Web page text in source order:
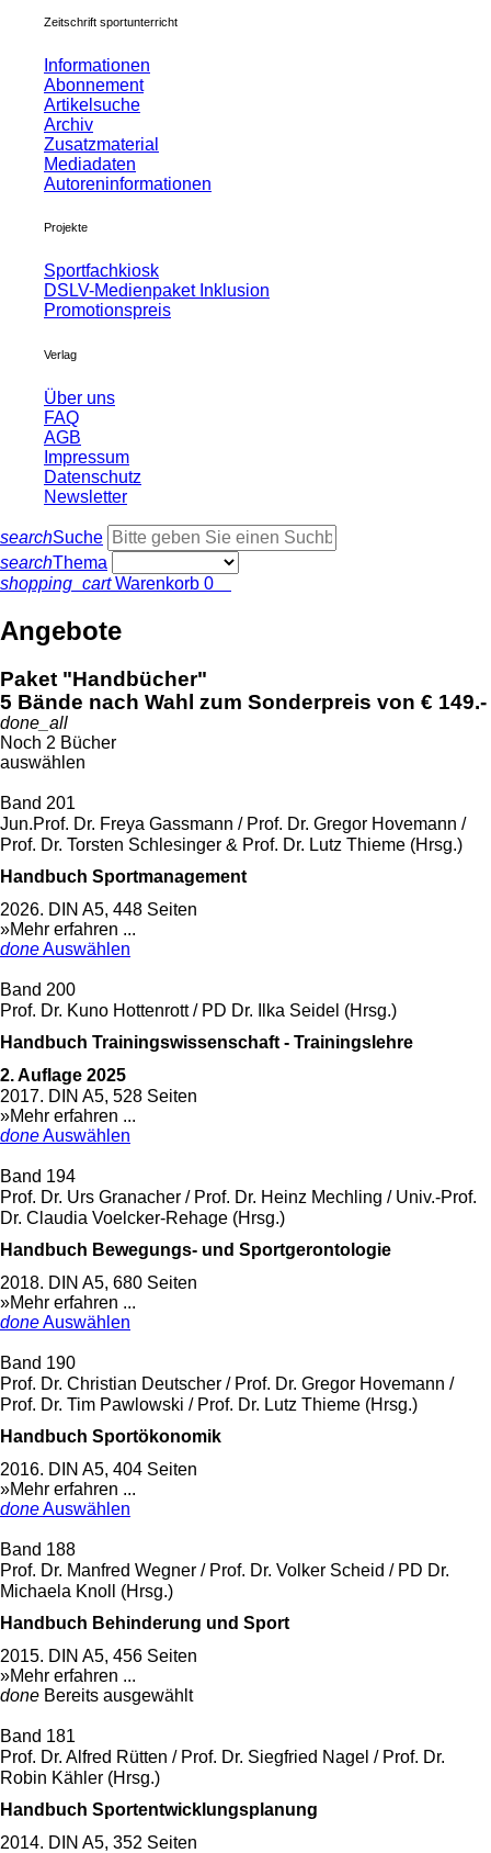
Zeitschrift sportunterricht
Informationen
Abonnement
Artikelsuche
Archiv
Zusatzmaterial
Mediadaten
Autoreninformationen
Projekte
Sportfachkiosk
DSLV-Medienpaket Inklusion
Promotionspreis
Verlag
Über uns
FAQ
AGB
Impressum
Datenschutz
Newsletter
searchSuche
searchThema
shopping_cartWarenkorb 0
Angebote
Paket "Handbücher"
5 Bände nach Wahl zum Sonderpreis von € 149.-
done_all
Noch 2 Bücher
auswählen
Band 201
Jun.Prof. Dr. Freya Gassmann / Prof. Dr. Gregor Hovemann /
Prof. Dr. Torsten Schlesinger & Prof. Dr. Lutz Thieme (Hrsg.)
Handbuch Sportmanagement
2026. DIN A5, 448 Seiten
»Mehr erfahren ...
doneAuswählen
Band 200
Prof. Dr. Kuno Hottenrott / PD Dr. Ilka Seidel (Hrsg.)
Handbuch Trainingswissenschaft - Trainingslehre
2. Auflage 2025
2017. DIN A5, 528 Seiten
»Mehr erfahren ...
doneAuswählen
Band 194
Prof. Dr. Urs Granacher / Prof. Dr. Heinz Mechling / Univ.-Prof.
Dr. Claudia Voelcker-Rehage (Hrsg.)
Handbuch Bewegungs- und Sportgerontologie
2018. DIN A5, 680 Seiten
»Mehr erfahren ...
doneAuswählen
Band 190
Prof. Dr. Christian Deutscher / Prof. Dr. Gregor Hovemann /
Prof. Dr. Tim Pawlowski / Prof. Dr. Lutz Thieme (Hrsg.)
Handbuch Sportökonomik
2016. DIN A5, 404 Seiten
»Mehr erfahren ...
doneAuswählen
Band 188
Prof. Dr. Manfred Wegner / Prof. Dr. Volker Scheid / PD Dr.
Michaela Knoll (Hrsg.)
Handbuch Behinderung und Sport
2015. DIN A5, 456 Seiten
»Mehr erfahren ...
done Bereits ausgewählt
Band 181
Prof. Dr. Alfred Rütten / Prof. Dr. Siegfried Nagel / Prof. Dr.
Robin Kähler (Hrsg.)
Handbuch Sportentwicklungsplanung
2014. DIN A5, 352 Seiten